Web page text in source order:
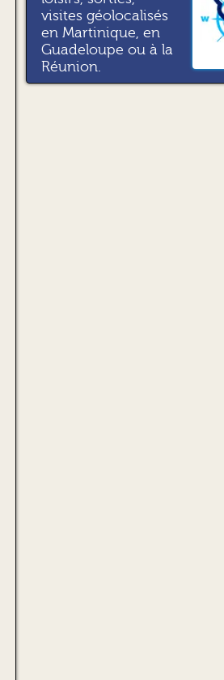
visites géolocalisés
en Martinique, en
Guadeloupe ou à la
Réunion.